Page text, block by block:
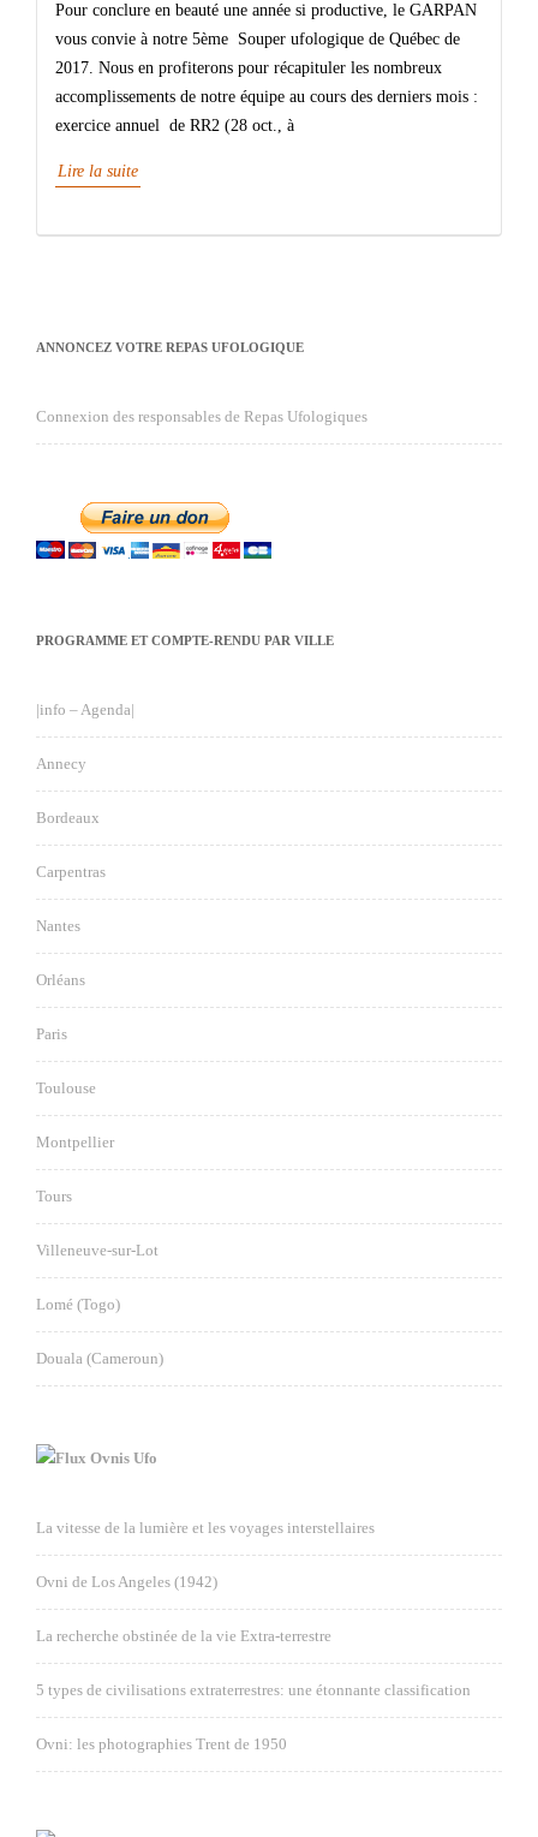
Pour conclure en beauté une année si productive, le GARPAN
vous convie à notre 5ème Souper ufologique de Québec de
2017. Nous en profiterons pour récapituler les nombreux
accomplissements de notre équipe au cours des derniers mois :
exercice annuel de RR2 (28 oct., à
Lire la suite
ANNONCEZ VOTRE REPAS UFOLOGIQUE
Connexion des responsables de Repas Ufologiques
PROGRAMME ET COMPTE-RENDU PAR VILLE
|info – Agenda|
Annecy
Bordeaux
Carpentras
Nantes
Orléans
Paris
Toulouse
Montpellier
Tours
Villeneuve-sur-Lot
Lomé (Togo)
Douala (Cameroun)
Ovnis Ufo
La vitesse de la lumière et les voyages interstellaires
Ovni de Los Angeles (1942)
La recherche obstinée de la vie Extra-terrestre
5 types de civilisations extraterrestres: une étonnante classification
Ovni: les photographies Trent de 1950